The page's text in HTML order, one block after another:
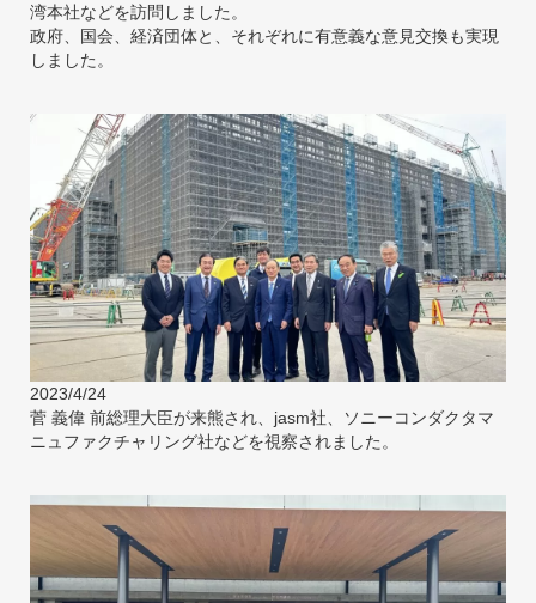
湾本社などを訪問しました。
政府、国会、経済団体と、それぞれに有意義な意見交換も実現
しました。
2023/4/24
菅 義偉 前総理大臣が来熊され、jasm社、ソニーコンダクタマ
ニュファクチャリング社などを視察されました。